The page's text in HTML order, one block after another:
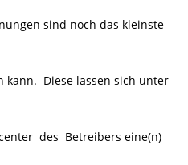
sind noch das kleinste
Diese lassen sich unter
des Betreibers eine(n)